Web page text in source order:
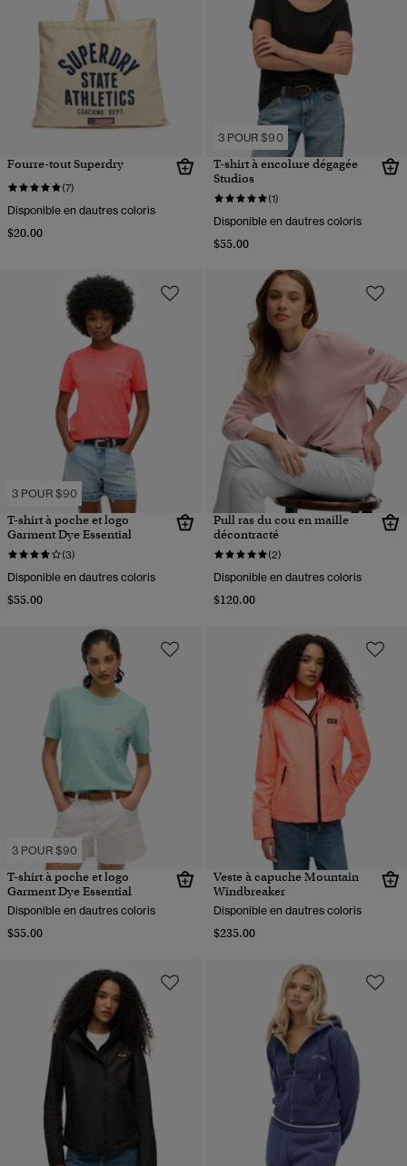
Fourre-tout Superdry
(7)
Disponible en dautres coloris
$20.00
3 POUR $90
T-shirt à encolure dégagée
Studios
(1)
Disponible en dautres coloris
$55.00
3 POUR $90
T-shirt à poche et logo
Garment Dye Essential
(3)
Disponible en dautres coloris
$55.00
Pull ras du cou en maille
décontracté
(2)
Disponible en dautres coloris
$120.00
3 POUR $90
T-shirt à poche et logo
Garment Dye Essential
Disponible en dautres coloris
$55.00
Veste à capuche Mountain
Windbreaker
Disponible en dautres coloris
$235.00